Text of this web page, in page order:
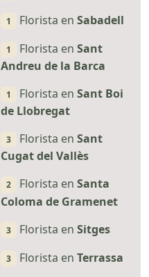
1 Florista en Sabadell
1 Florista en Sant
Andreu de la Barca
1 Florista en Sant Boi
de Llobregat
3 Florista en Sant
Cugat del Vallès
2 Florista en Santa
Coloma de Gramenet
3 Florista en Sitges
3 Florista en Terrassa